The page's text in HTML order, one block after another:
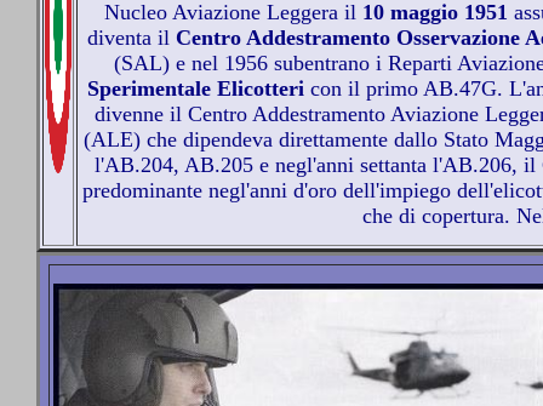
Nucleo Aviazione Leggera il 10 maggio 1951
diventa il Centro Addestramento Osservazione
(SAL) e nel 1956 subentrano i Reparti
Sperimentale Elicottericon il primo AB.47G.
divenne il Centro Addestramento Aviazione
(ALE) che dipendeva direttamente dallo Stato
l'AB.204, AB.205 e negl'anni settanta l'AB.206,
predominante negl'anni d'oro dell'impiego
che di copertura.